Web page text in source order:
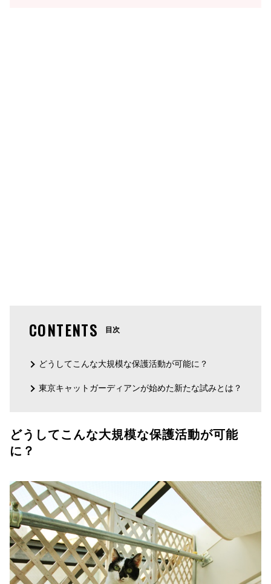
CONTENTS 目次
どうしてこんな大規模な保護活動が可能に？
東京キャットガーディアンが始めた新たな試みとは？
どうしてこんな大規模な保護活動が可能
に？